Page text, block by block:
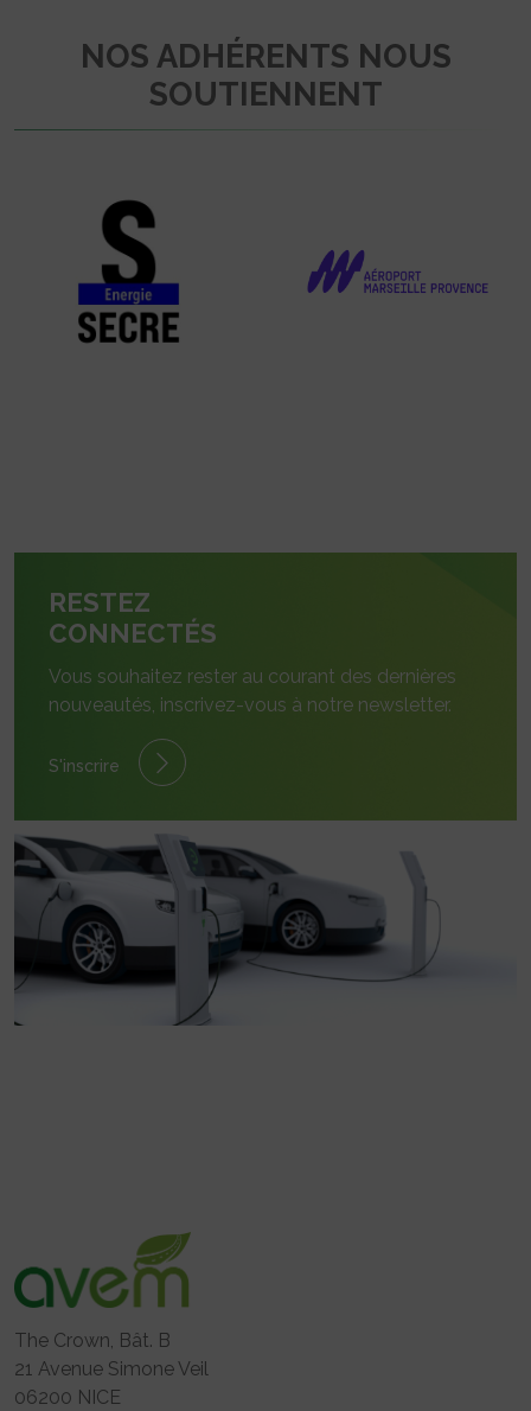
NOS ADHÉRENTS NOUS
SOUTIENNENT
RESTEZ
CONNECTÉS
Vous souhaitez rester au courant des dernières
nouveautés, inscrivez-vous à notre newsletter.
S'inscrire
The Crown, Bât. B
21 Avenue Simone Veil
06200 NICE